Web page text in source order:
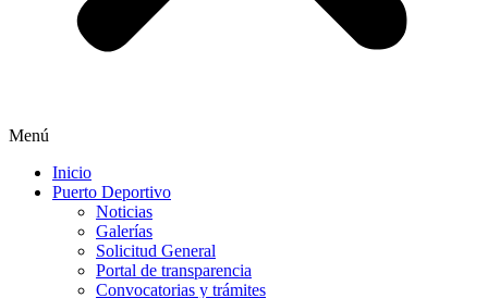
Menú
Inicio
Puerto Deportivo
Noticias
Galerías
Solicitud General
Portal de transparencia
Convocatorias y trámites